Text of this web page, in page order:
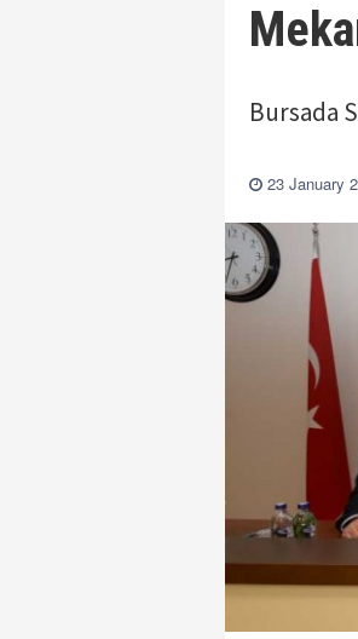
Bursada
23 January